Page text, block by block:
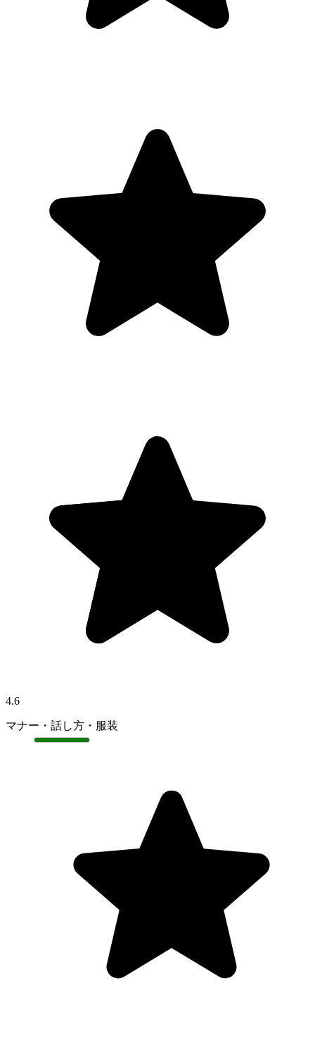
4.6
マナー・話し方・服装